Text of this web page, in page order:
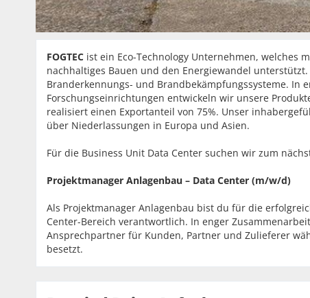
FOGTEC ist ein Eco-Technology Unternehmen,
nachhaltiges Bauen und den Energiewandel
Branderkennungs- und Brandbekämpfungssysteme. In
Forschungseinrichtungen entwickeln wir unsere
realisiert einen Exportanteil von 75%. Unser
über Niederlassungen in Europa und Asien.
Für die Business Unit Data Center suchen wir zum
Projektmanager Anlagenbau – Data Center (m/w/d)
Als Projektmanager Anlagenbau bist du für die
Center-Bereich verantwortlich. In enger
Ansprechpartner für Kunden, Partner und Zulieferer
besetzt.